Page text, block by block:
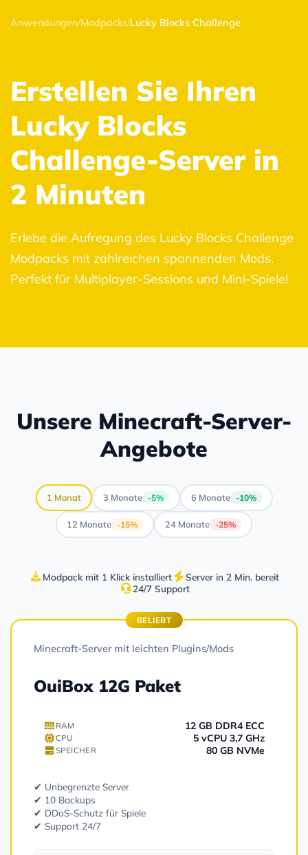
Anwendungen/Modpacks/Lucky Blocks Challenge
Erstellen Sie Ihren
Lucky Blocks
Challenge-Server in
2 Minuten
Erlebe die Aufregung des Lucky Blocks Challenge
Modpacks mit zahlreichen spannenden Mods.
Perfekt für Multiplayer-Sessions und Mini-Spiele!
Unsere Minecraft-Server-
Angebote
1 Monat 3 Monate -5% 6 Monate -10%
12 Monate -15% 24 Monate -25%
Modpack mit 1 Klick installiert
Server in 2 Min. bereit
24/7 Support
BELIEBT
Minecraft-Server mit leichten Plugins/Mods
OuiBox 12G Paket
RAM 12 GB DDR4 ECC
CPU 5 vCPU 3,7 GHz
SPEICHER 80 GB NVMe
✔ Unbegrenzte Server
✔ 10 Backups
✔ DDoS-Schutz für Spiele
✔ Support 24/7